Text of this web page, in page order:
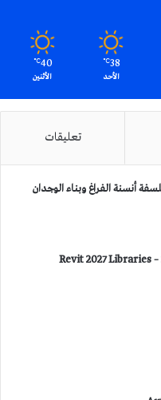
38
℃
الأحد
40
℃
الأثنين
تعليقات
أنسنة الفراغ وبناء الوجدان